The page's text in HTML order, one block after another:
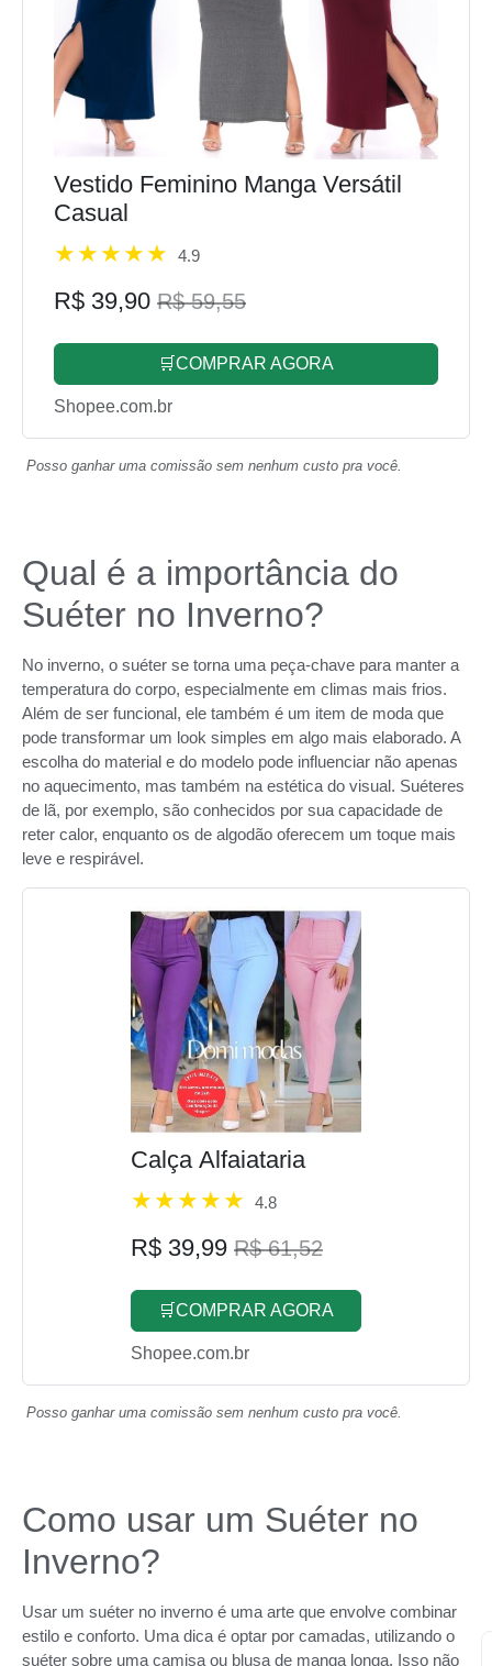
Vestido Feminino Manga Versátil
Casual
4.9
R$ 39,90 R$ 59,55
🛒COMPRAR AGORA
Shopee.com.br
Posso ganhar uma comissão sem nenhum custo pra você.
Qual é a importância do
Suéter no Inverno?
No inverno, o suéter se torna uma peça-chave para manter a
temperatura do corpo, especialmente em climas mais frios.
Além de ser funcional, ele também é um item de moda que
pode transformar um look simples em algo mais elaborado. A
escolha do material e do modelo pode influenciar não apenas
no aquecimento, mas também na estética do visual. Suéteres
de lã, por exemplo, são conhecidos por sua capacidade de
reter calor, enquanto os de algodão oferecem um toque mais
leve e respirável.
Calça Alfaiataria
4.8
R$ 39,99 R$ 61,52
🛒COMPRAR AGORA
Shopee.com.br
Posso ganhar uma comissão sem nenhum custo pra você.
Como usar um Suéter no
Inverno?
Usar um suéter no inverno é uma arte que envolve combinar
estilo e conforto. Uma dica é optar por camadas, utilizando o
suéter sobre uma camisa ou blusa de manga longa. Isso não